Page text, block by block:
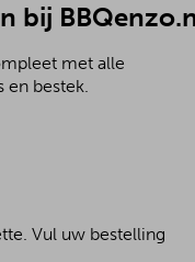
bij
met alle
en bestek.
Vul uw bestelling